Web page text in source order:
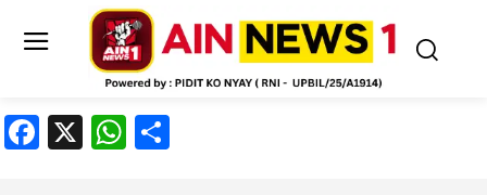
Facebook
X WhatsApp